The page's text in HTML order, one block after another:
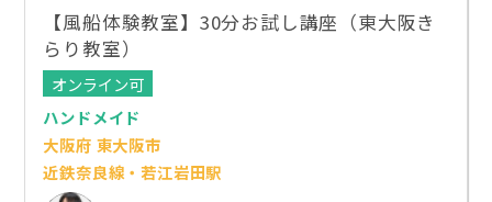
【風船体験教室】30分お試し講座（東大阪き
らり教室）
オンライン可
ハンドメイド
大阪府 東大阪市
近鉄奈良線・若江岩田駅